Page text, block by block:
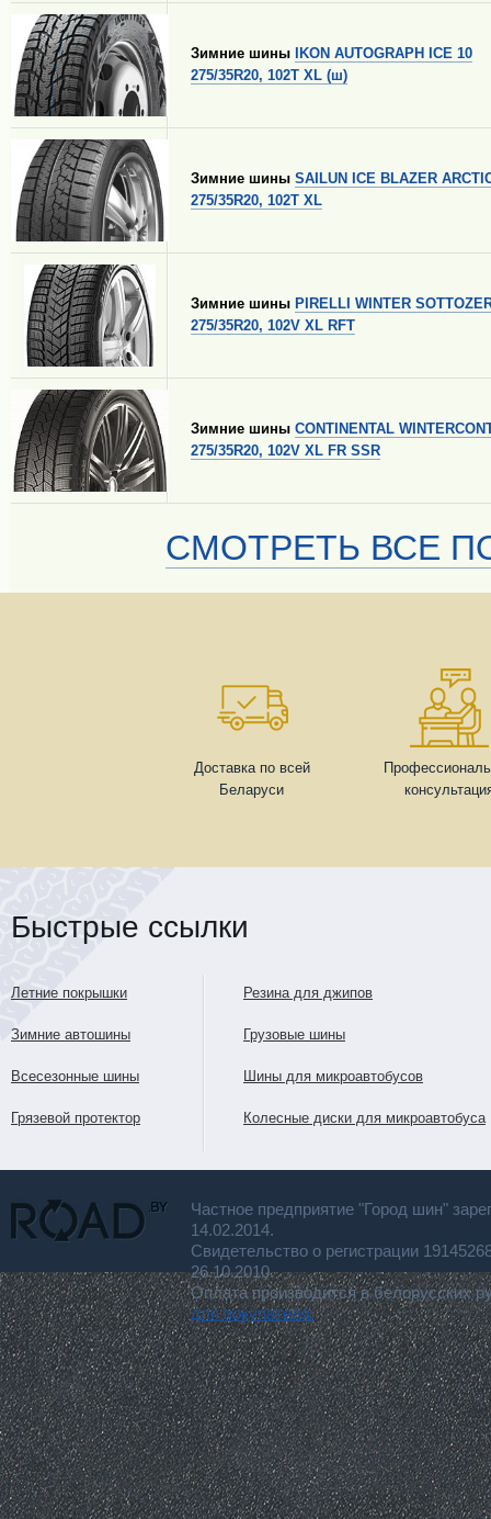
Зимние шины
IKON AUTOGRAPH ICE 10
275/35R20, 102T XL (ш)
Зимние шины SAILUN ICE BLAZER
275/35R20, 102T XL
Зимние шины PIRELLI WINTER
275/35R20, 102V XL RFT
Зимние шины CONTINENTAL
275/35R20, 102V XL FR SSR
СМОТРЕТЬ ВСЕ
Доставка по всей
Беларуси
Быстрые ссылки
Летние покрышки
Зимние автошины
Всесезонные шины
Грязевой протектор
Резина для джипов
Грузовые шины
Шины для микроавтобусов
Колесные диски для микроавтобуса
Частное предприятие "Город шин"
14.02.2014.
Свидетельство о регистрации
26.10.2010.
Оплата производится в белорусских
для покупателя.